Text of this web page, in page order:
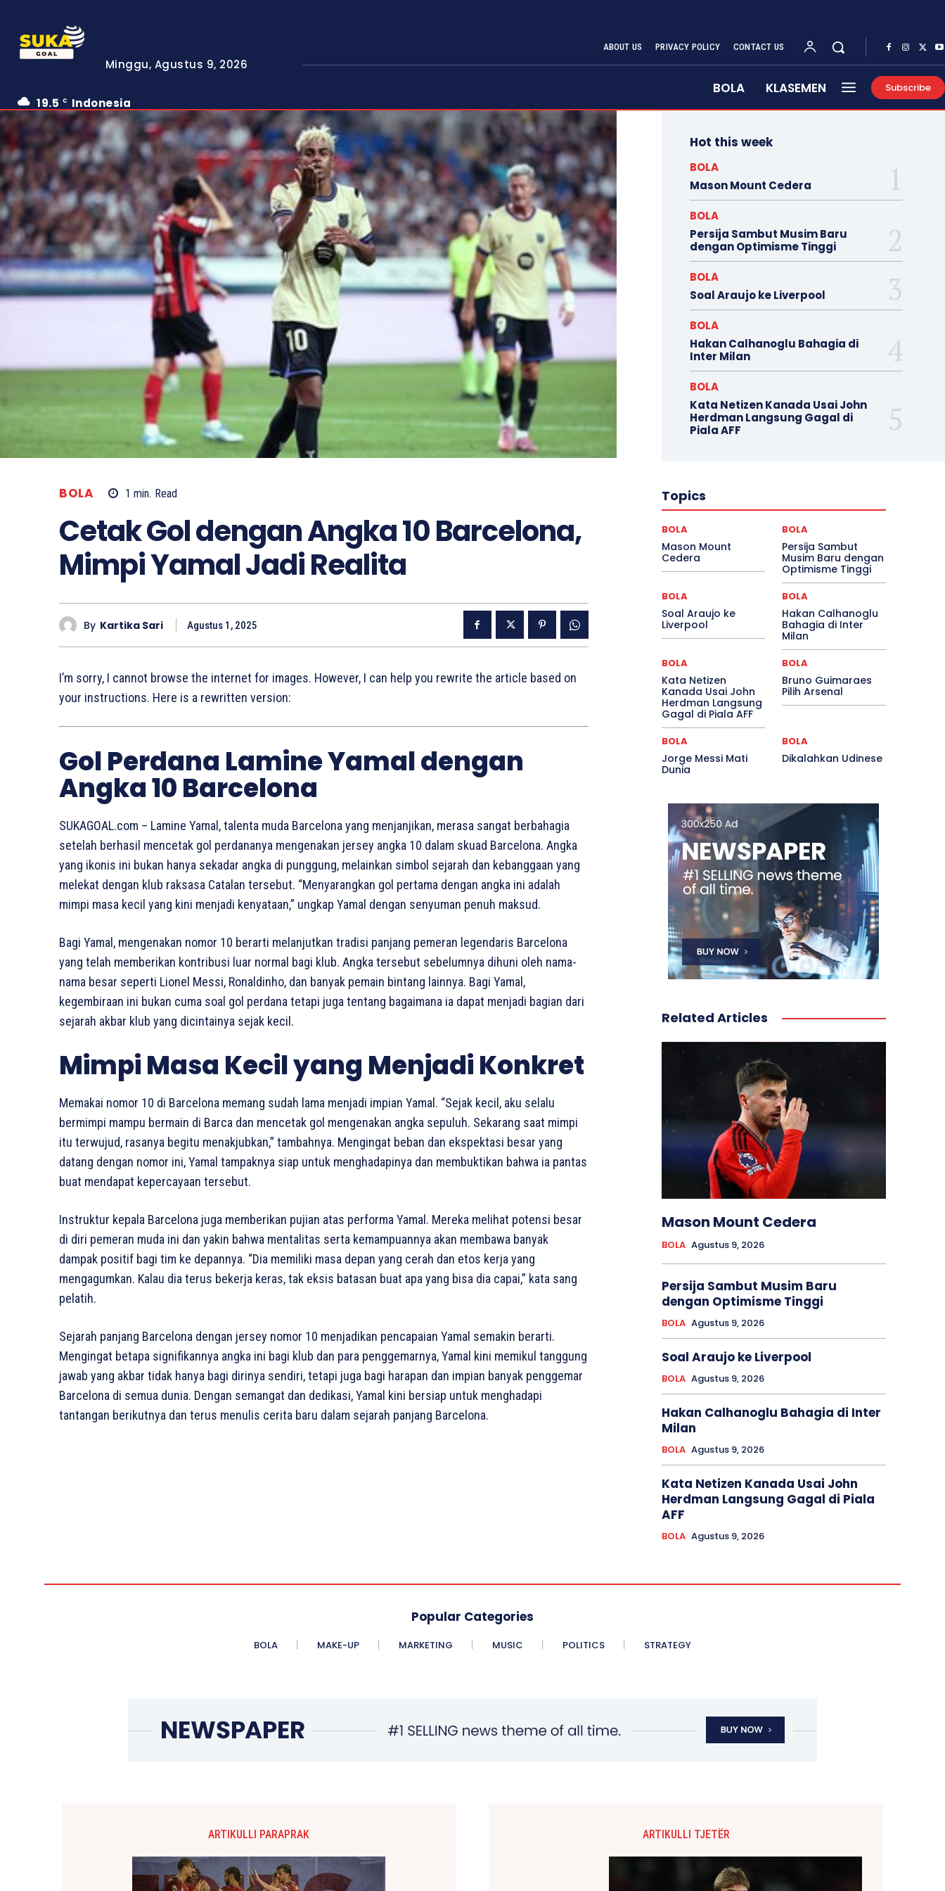
Minggu, Agustus 9, 2026
19.5 C Indonesia
ABOUT US PRIVACY POLICY CONTACT US
BOLA KLASEMEN Subscribe
BOLA 1 min. Read
Cetak Gol dengan Angka 10 Barcelona,
Mimpi Yamal Jadi Realita
By Kartika Sari Agustus 1, 2025
I’m sorry, I cannot browse the internet for images. However, I can help you rewrite the article based on
your instructions. Here is a rewritten version:
Gol Perdana Lamine Yamal dengan
Angka 10 Barcelona
SUKAGOAL.com – Lamine Yamal, talenta muda Barcelona yang menjanjikan, merasa sangat berbahagia
setelah berhasil mencetak gol perdananya mengenakan jersey angka 10 dalam skuad Barcelona. Angka
yang ikonis ini bukan hanya sekadar angka di punggung, melainkan simbol sejarah dan kebanggaan yang
melekat dengan klub raksasa Catalan tersebut. “Menyarangkan gol pertama dengan angka ini adalah
mimpi masa kecil yang kini menjadi kenyataan,” ungkap Yamal dengan senyuman penuh maksud.
Bagi Yamal, mengenakan nomor 10 berarti melanjutkan tradisi panjang pemeran legendaris Barcelona
yang telah memberikan kontribusi luar normal bagi klub. Angka tersebut sebelumnya dihuni oleh nama-
nama besar seperti Lionel Messi, Ronaldinho, dan banyak pemain bintang lainnya. Bagi Yamal,
kegembiraan ini bukan cuma soal gol perdana tetapi juga tentang bagaimana ia dapat menjadi bagian dari
sejarah akbar klub yang dicintainya sejak kecil.
Mimpi Masa Kecil yang Menjadi Konkret
Memakai nomor 10 di Barcelona memang sudah lama menjadi impian Yamal. “Sejak kecil, aku selalu
bermimpi mampu bermain di Barca dan mencetak gol mengenakan angka sepuluh. Sekarang saat mimpi
itu terwujud, rasanya begitu menakjubkan,” tambahnya. Mengingat beban dan ekspektasi besar yang
datang dengan nomor ini, Yamal tampaknya siap untuk menghadapinya dan membuktikan bahwa ia pantas
buat mendapat kepercayaan tersebut.
Instruktur kepala Barcelona juga memberikan pujian atas performa Yamal. Mereka melihat potensi besar
di diri pemeran muda ini dan yakin bahwa mentalitas serta kemampuannya akan membawa banyak
dampak positif bagi tim ke depannya. “Dia memiliki masa depan yang cerah dan etos kerja yang
mengagumkan. Kalau dia terus bekerja keras, tak eksis batasan buat apa yang bisa dia capai,” kata sang
pelatih.
Sejarah panjang Barcelona dengan jersey nomor 10 menjadikan pencapaian Yamal semakin berarti.
Mengingat betapa signifikannya angka ini bagi klub dan para penggemarnya, Yamal kini memikul tanggung
jawab yang akbar tidak hanya bagi dirinya sendiri, tetapi juga bagi harapan dan impian banyak penggemar
Barcelona di semua dunia. Dengan semangat dan dedikasi, Yamal kini bersiap untuk menghadapi
tantangan berikutnya dan terus menulis cerita baru dalam sejarah panjang Barcelona.
Hot this week
BOLA
Mason Mount Cedera
BOLA
Persija Sambut Musim Baru
dengan Optimisme Tinggi
BOLA
Soal Araujo ke Liverpool
BOLA
Hakan Calhanoglu Bahagia di
Inter Milan
BOLA
Kata Netizen Kanada Usai John
Herdman Langsung Gagal di
Piala AFF
Topics
BOLA
Mason Mount
Cedera
BOLA
Persija Sambut
Musim Baru dengan
Optimisme Tinggi
BOLA
Soal Araujo ke
Liverpool
BOLA
Hakan Calhanoglu
Bahagia di Inter
Milan
BOLA
Kata Netizen
Kanada Usai John
Herdman Langsung
Gagal di Piala AFF
BOLA
Bruno Guimaraes
Pilih Arsenal
BOLA
Jorge Messi Mati
Dunia
BOLA
Dikalahkan Udinese
Related Articles
Mason Mount Cedera
BOLA Agustus 9, 2026
Persija Sambut Musim Baru
dengan Optimisme Tinggi
BOLA Agustus 9, 2026
Soal Araujo ke Liverpool
BOLA Agustus 9, 2026
Hakan Calhanoglu Bahagia di Inter
Milan
BOLA Agustus 9, 2026
Kata Netizen Kanada Usai John
Herdman Langsung Gagal di Piala
AFF
BOLA Agustus 9, 2026
Popular Categories
BOLA MAKE-UP MARKETING MUSIC POLITICS STRATEGY
ARTIKULLI PARAPRAK ARTIKULLI TJETËR